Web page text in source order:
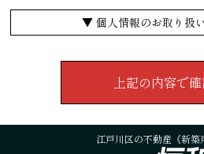
▼ 個人情報のお取り扱
江戸川区の不動産《新築